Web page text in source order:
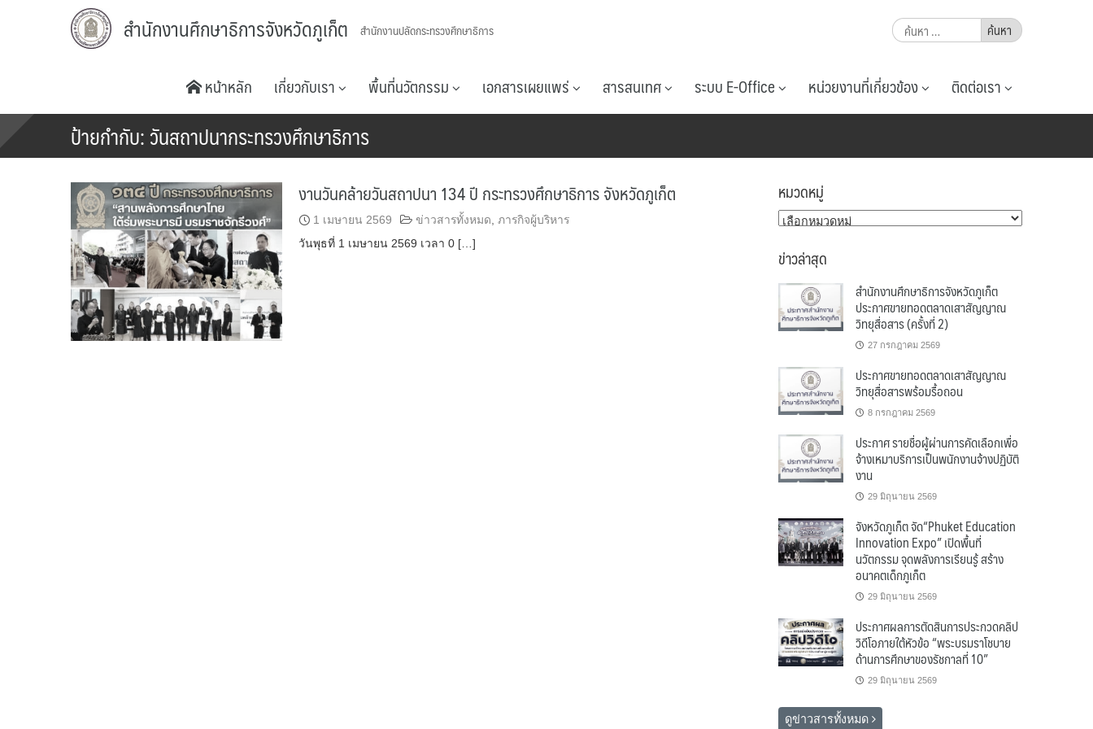
สำนักงานศึกษาธิการจังหวัดภูเก็ต สำนักงานปลัดกระทรวงศึกษาธิการ
ค้นหา
สำหรับ:
หน้าหลัก เกี่ยวกับเรา พื้นที่นวัตกรรม เอกสารเผยแพร่ สารสนเทศ ระบบ E-Office หน่วยงานที่เกี่ยวข้อง ติดต่อเรา
ป้ายกำกับ:วันสถาปนากระทรวงศึกษาธิการ
งานวันคล้ายวันสถาปนา 134 ปี กระทรวงศึกษาธิการ จังหวัดภูเก็ต
1 เมษายน 2569 ข่าวสารทั้งหมด ภารกิจผู้บริหาร
วันพุธที่ 1 เมษายน 2569 เวลา 0 […]
หมวดหมู่
หมวด
ข่าวล่าสุด
สำนักงานศึกษาธิการจังหวัดภูเก็ต
ประกาศขายทอดตลาดเสาสัญญาณ
วิทยุสื่อสาร (ครั้งที่ 2)
27 กรกฎาคม 2569
ประกาศขายทอดตลาดเสาสัญญาณ
วิทยุสื่อสารพร้อมรื้อถอน
8 กรกฎาคม 2569
ประกาศ รายชื่อผู้ผ่านการคัดเลือกเพื่อ
จ้างเหมาบริการเป็นพนักงานจ้างปฏิบัติ
งาน
29 มิถุนายน 2569
จังหวัดภูเก็ต จัด“Phuket Education
Innovation Expo” เปิดพื้นที่
นวัตกรรม จุดพลังการเรียนรู้ สร้าง
อนาคตเด็กภูเก็ต
29 มิถุนายน 2569
ประกาศผลการตัดสินการประกวดคลิป
วิดีโอภายใต้หัวข้อ “พระบรมราโชบาย
ด้านการศึกษาของรัชกาลที่ 10”
29 มิถุนายน 2569
ดูข่าวสารทั้งหมด